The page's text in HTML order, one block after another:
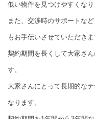
低い物件を見つけやすくなり
また、交渉時のサポートな
もお手伝いさせていただき
契約期間を長くして大家さ
す。
大家さんにとって長期的な
なります。